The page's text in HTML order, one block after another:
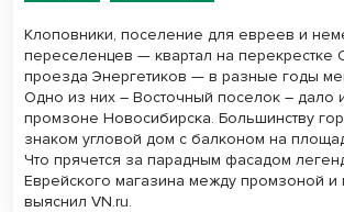
Клоповники, поселение для евреев и
переселенцев — квартал на перекрестке
проезда Энергетиков — в разные годы
Одно из них – Восточный поселок – дало
промзоне Новосибирска. Большинству
знаком угловой дом с балконом на
Что прячется за парадным фасадом
Еврейского магазина между промзоной и
выяснил VN.ru.